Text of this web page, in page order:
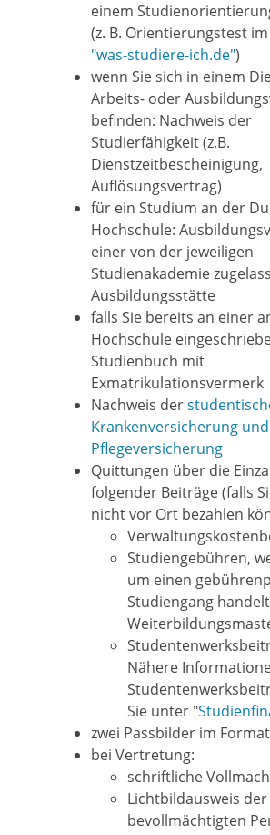
einem
(z. B. Orientierungstest im
"was-studiere-ich.de")
wenn Sie sich in einem
Arbeits- oder
befinden: Nachweis der
Studierfähigkeit (z.B.
Dienstzeitbescheinigung,
Auflösungsvertrag)
für ein Studium an der
Hochschule:
einer von der jeweiligen
Studienakademie
Ausbildungsstätte
falls Sie bereits an einer
Hochschule
Studienbuch mit
Exmatrikulationsvermerk
Nachweis der
Krankenversicherung und
Pflegeversicherung
Quittungen über die
folgender Beiträge (falls
nicht vor Ort bezahlen
Studiengebühren,
um einen
Studiengang handelt
Nähere
Sie unter "
zwei Passbilder im
bei Vertretung:
schriftliche
Lichtbildausweis der
bevollmächtigten